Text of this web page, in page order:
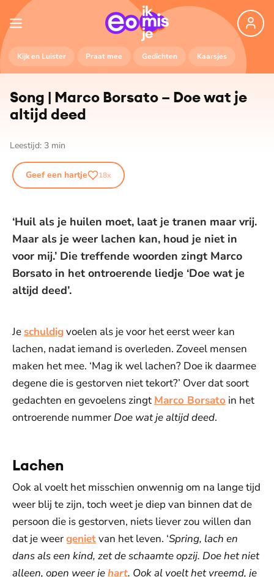
Kijk en Luister Praat mee Gedichten Kaarsjes
Song | Marco Borsato – Doe wat je
altijd deed
Leestijd: 3 min
Geef een hartje 18x
‘Huil als je huilen moet, laat je tranen maar vrij.
Maar als je weer lachen kan, houd je niet in
voor mij.’ Die treffende woorden zingt Marco
Borsato in het ontroerende liedje ‘Doe wat je
altijd deed’.
Je schuldigvoelen als je voor het eerst weer kan
lachen, nadat iemand is overleden. Zoveel mensen
maken het mee. ‘Mag ik wel lachen? Doe ik daarmee
degene die is gestorven niet tekort?’ Over dat soort
gedachten en gevoelens zingt Marco Borsato in het
ontroerende nummer Doe wat je altijd deed.
Lachen
Ook al voelt het misschien onwennig om na lange tijd
weer blij te zijn, toch weet je diep van binnen dat de
persoon die is gestorven, niets liever zou willen dan
dat je weergenietvan het leven. ‘Spring, lach en
dans als een kind, zet de schaamte opzij. Doe het niet
alleen, open weer jehart. Ook al voelt het vreemd, je